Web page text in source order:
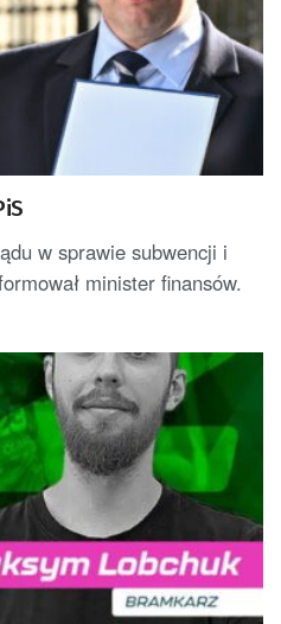
w sprawie subwencji i
minister finansów.